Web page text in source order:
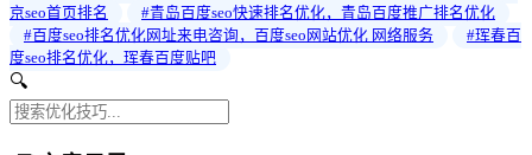
京seo首页排名
#青岛百度seo快速排名优化，青岛百度推广排名优化
#百度seo排名优化网址来电咨询，百度seo网站优化 网络服务
#珲春百
度seo排名优化，珲春百度贴吧
🔍